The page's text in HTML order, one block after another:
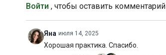
Войти , чтобы оставить комментарий
Яна июля 14, 2025
Хорошая практика. Спасибо.